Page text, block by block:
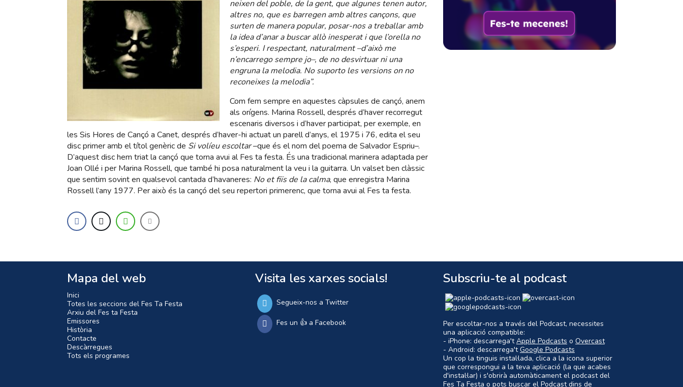
neixen del poble, de la gent, que algunes tenen autor,
altres no, que es barregen amb altres cançons, que
surten de manera popular, posar-nos a treballar amb
la idea d’anar a buscar allò inesperat i que l’orella no
s’esperi. I respectant, naturalment –d’això me
n’encarrego sempre jo–, de no desvirtuar ni una
engruna la melodia. No suporto les versions on no
reconeixes la melodia”.
Com fem sempre en aquestes càpsules de cançó, anem
als orígens. Marina Rossell, després d’haver recorregut
escenaris diversos i d’haver participat, per exemple, en
les Sis Hores de Cançó a Canet, després d’haver-hi actuat un parell d’anys, el 1975 i 76, edita el seu
disc primer amb el títol genèric de Si volíeu escoltar–que és el nom del poema de Salvador Espriu–.
D’aquest disc hem triat la cançó que torna avui al Fes ta festa. És una tradicional marinera adaptada per
Joan Ollé i per Marina Rossell, que també hi posa naturalment la veu i la guitarra. Un valset ben clàssic
que sentim sovint en qualsevol cantada d’havaneres: No et fiïs de la calma, que enregistra Marina
Rossell l’any 1977. Per això és la cançó del seu repertori primerenc, que torna avui al Fes ta festa.
Mapa del web
Inici
Totes les seccions del Fes Ta Festa
Arxiu del Fes ta Festa
Emissores
Història
Contacte
Descàrregues
Tots els programes
Visita les xarxes socials!
Segueix-nos a Twitter
Fes un 👍 a Facebook
Subscriu-te al podcast
Per escoltar-nos a través del Podcast, necessites
una aplicació compatible:
- iPhone: descarrega'tApple Podcasts o Overcast
- Android: descarrega'tGoogle Podcasts
Un cop la tinguis instal·lada, clica a la icona superior
que correspongui a la teva aplicació (la que acabes
d'instal·lar) i s'obrirà automàticament el podcast del
Fes Ta Festa o pots buscar el Podcast dins de